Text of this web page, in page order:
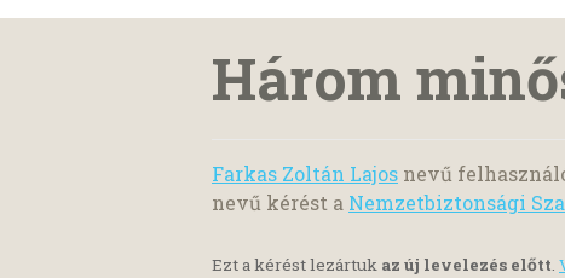
Három
Farkas Zoltán Lajos nevű
nevű kérést a Nemzetbiztonsági
Ezt a kérést lezártuk az új levelezés előtt.